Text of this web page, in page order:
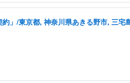
」/東京都, 神奈川県あきる野市, 三